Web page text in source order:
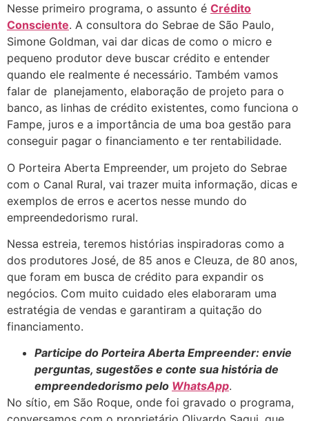
Nesse primeiro programa, o assunto é Crédito
Consciente. A consultora do Sebrae de São Paulo,
Simone Goldman, vai dar dicas de como o micro e
pequeno produtor deve buscar crédito e entender
quando ele realmente é necessário. Também vamos
falar de planejamento, elaboração de projeto para o
banco, as linhas de crédito existentes, como funciona o
Fampe, juros e a importância de uma boa gestão para
conseguir pagar o financiamento e ter rentabilidade.
O Porteira Aberta Empreender, um projeto do Sebrae
com o Canal Rural, vai trazer muita informação, dicas e
exemplos de erros e acertos nesse mundo do
empreendedorismo rural.
Nessa estreia, teremos histórias inspiradoras como a
dos produtores José, de 85 anos e Cleuza, de 80 anos,
que foram em busca de crédito para expandir os
negócios. Com muito cuidado eles elaboraram uma
estratégia de vendas e garantiram a quitação do
financiamento.
Participe do Porteira Aberta Empreender: envie
perguntas, sugestões e conte sua história de
empreendedorismo pelo WhatsApp.
No sítio, em São Roque, onde foi gravado o programa,